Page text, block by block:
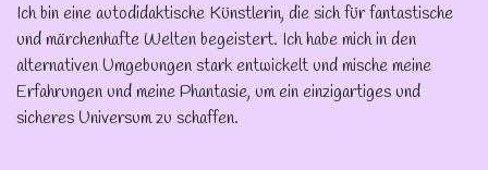
Ich bin eine autodidaktische Künstlerin, die sich für fantastische
und märchenhafte Welten begeistert. Ich habe mich in den
alternativen Umgebungen stark entwickelt und mische meine
Erfahrungen und meine Phantasie, um ein einzigartiges und
sicheres Universum zu schaffen.